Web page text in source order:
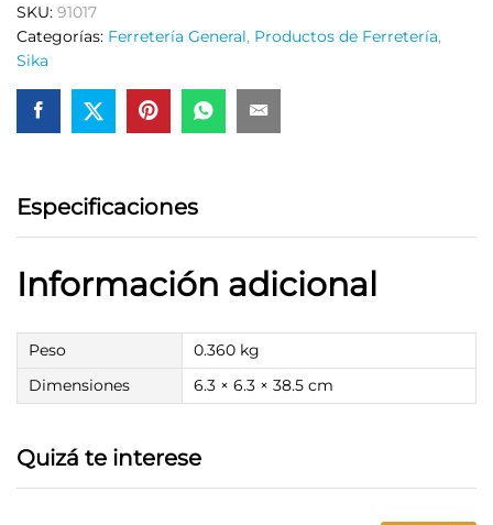
Purform
300ml
Blanco
quantity
SKU: 91017
Categorías: Ferretería General, Productos de Ferretería,
Sika
Especificaciones
Información adicional
Peso
0.360 kg
Dimensiones
6.3 × 6.3 × 38.5 cm
Quizá te interese